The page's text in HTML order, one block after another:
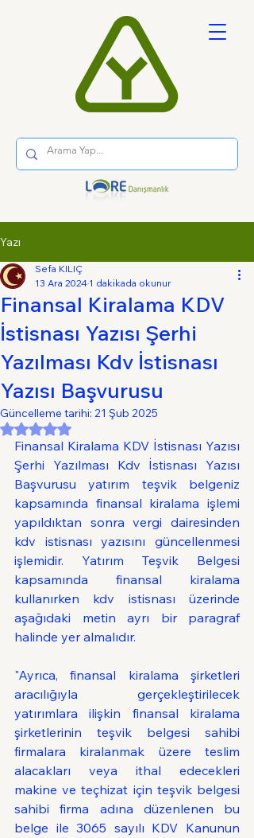
Yazı
Finansal Kiralama KDV
İstisnası Yazısı Şerhi
Yazılması Kdv İstisnası
Yazısı Başvurusu
Sefa KILIÇ
13 Ara 2024 1 dakikada okunur
Güncelleme tarihi: 21 Şub 2025
5 üzerinden NaN yıldız
Finansal Kiralama KDV İstisnası Yazısı
Şerhi Yazılması Kdv İstisnası Yazısı
Başvurusu yatırım teşvik belgeniz
kapsamında finansal kiralama işlemi
yapıldıktan sonra vergi dairesinden
kdv istisnası yazısını güncellenmesi
işlemidir. Yatırım Teşvik Belgesi
kapsamında finansal kiralama
kullanırken kdv istisnası üzerinde
aşağıdaki metin ayrı bir paragraf
halinde yer almalıdır.
"Ayrıca, finansal kiralama şirketleri
aracılığıyla gerçekleştirilecek
yatırımlara ilişkin finansal kiralama
şirketlerinin teşvik belgesi sahibi
firmalara kiralanmak üzere teslim
alacakları veya ithal edecekleri
makine ve teçhizat için teşvik belgesi
sahibi firma adına düzenlenen bu
belge ile 3065 sayılı KDV Kanunun